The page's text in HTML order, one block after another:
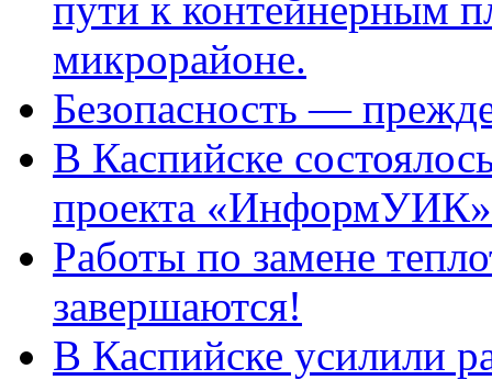
микрорайоне.
Безопасность —
В Каспийске
проекта «ИнформУИК»
Работы по замене
завершаются!
В Каспийске усилили